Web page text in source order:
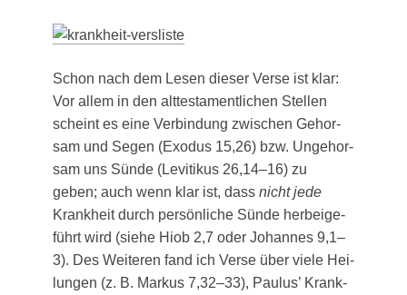
Schon nach dem Lesen die­ser Ver­se ist klar:
Vor allem in den alt­tes­ta­ment­li­chen Stel­len
scheint es eine Ver­bin­dung zwi­schen Gehor­
sam und Segen (Exodus 15,26) bzw. Unge­hor­
sam uns Sün­de (Levi­ti­kus 26,14–16) zu
geben; auch wenn klar ist, dass nicht jede
Krank­heit durch per­sön­li­che Sün­de her­bei­ge­
führt wird (sie­he Hiob 2,7 oder Johan­nes 9,1–
3). Des Wei­te­ren fand ich Ver­se über vie­le Hei­
lun­gen (z. B. Mar­kus 7,32–33), Pau­lus’ Krank­